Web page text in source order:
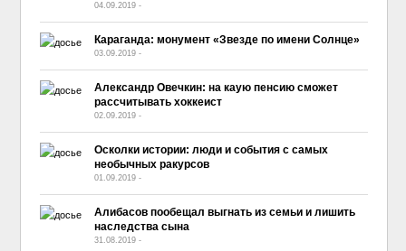
04.09.2019 -
Караганда: монумент «Звезде по имени Солнце»
03.09.2019 -
Александр Овечкин: на каую пенсию сможет
рассчитывать хоккеист
02.09.2019 -
Осколки истории: люди и события с самых
необычных ракурсов
01.09.2019 -
Алибасов пообещал выгнать из семьи и лишить
наследства сына
31.08.2019 -